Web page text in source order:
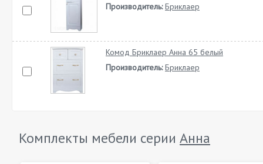
Производитель: Бриклаер
Комод Бриклаер Анна 65 белый
Производитель: Бриклаер
Комплекты мебели серии Анна